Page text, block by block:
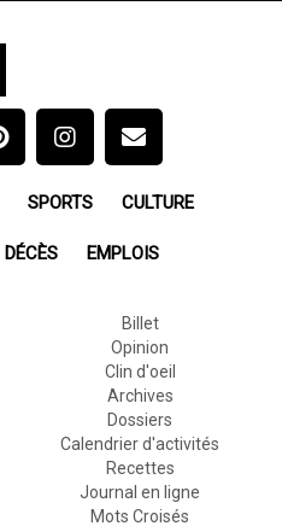
SPORTS CULTURE
DÉCÈS EMPLOIS
Billet
Opinion
Clin d'oeil
Archives
Dossiers
Calendrier d'activités
Recettes
Journal en ligne
Mots Croisés